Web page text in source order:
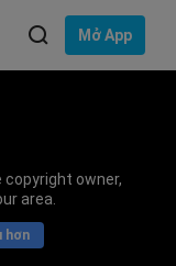
Mở App
owner,
area.
hơn